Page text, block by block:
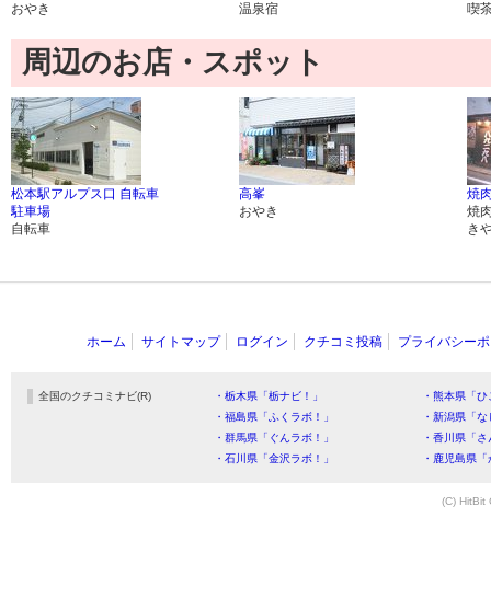
おやき
温泉宿
喫
周辺のお店・スポット
松本駅アルプス口 自転車
駐車場
自転車
高峯
おやき
焼
焼
き
ホーム サイトマップ ログイン クチコミ投稿 プライバシー
全国のクチコミナビ(R) ・栃木県「栃ナビ！」
・熊本県「
・福島県「ふくラボ！」
・新潟県「
・群馬県「ぐんラボ！」
・香川県「
・石川県「金沢ラボ！」
・鹿児島県
(C) HitBit